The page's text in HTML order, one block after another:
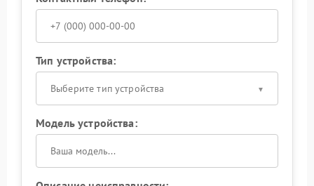
Тип устройства:
Выберите тип устройства
Модель устройства: